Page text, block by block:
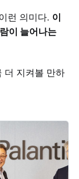
런 의미다. 이
이 늘어나는
더 지켜볼 만하